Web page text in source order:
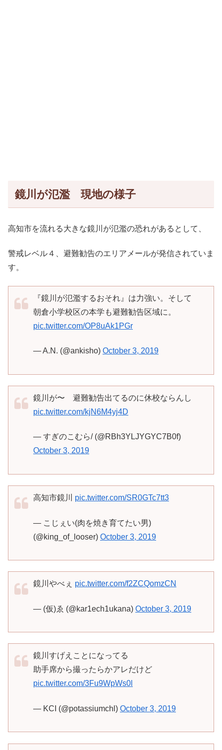
鏡川が氾濫 現地の様子
高知市を流れる大きな鏡川が氾濫の恐れがあるとして、
警戒レベル４、避難勧告のエリアメールが発信されていま
す。
『鏡川が氾濫するおそれ』は力強い。そして
朝倉小学校区の本学も避難勧告区域に。
pic.twitter.com/OP8uAk1PGr
— A.N. (@ankisho) October 3, 2019
鏡川が〜 避難勧告出てるのに休校ならんし
pic.twitter.com/kjN6M4yj4D
— すぎのこむら/ (@RBh3YLJYGYC7B0f)
October 3, 2019
高知市鏡川 pic.twitter.com/SR0GTc7tt3
— こじぇい(肉を焼き育てたい男)
(@king_of_looser) October 3, 2019
鏡川やべぇ pic.twitter.com/f2ZCQomzCN
— (仮)ゑ (@kar1ech1ukana) October 3, 2019
鏡川すげえことになってる
助手席から撮ったらかアレだけど
pic.twitter.com/3Fu9WpWs0l
— KCI (@potassiumchl) October 3, 2019